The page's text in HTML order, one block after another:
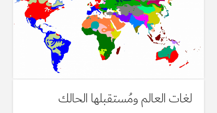
لغات العالم ومُستقبلها الحالك